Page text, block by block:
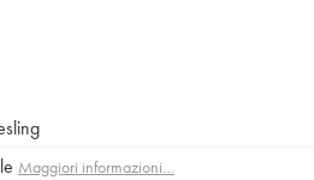
Maggiori informazioni…